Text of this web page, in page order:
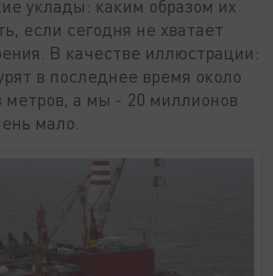
уклады: каким образом их
если сегодня не хватает
В качестве иллюстрации:
в последнее время около
метров, а мы - 20 миллионов
мало.